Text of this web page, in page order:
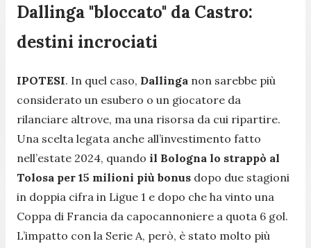
Dallinga "bloccato" da Castro:
destini incrociati
IPOTESI. In quel caso, Dallinga non sarebbe più
considerato un esubero o un giocatore da
rilanciare altrove, ma una risorsa da cui ripartire.
Una scelta legata anche all’investimento fatto
nell’estate 2024, quando il Bologna lo strappò al
Tolosa per 15 milioni più bonus dopo due stagioni
in doppia cifra in Ligue 1 e dopo che ha vinto una
Coppa di Francia da capocannoniere a quota 6 gol.
L’impatto con la Serie A, però, è stato molto più